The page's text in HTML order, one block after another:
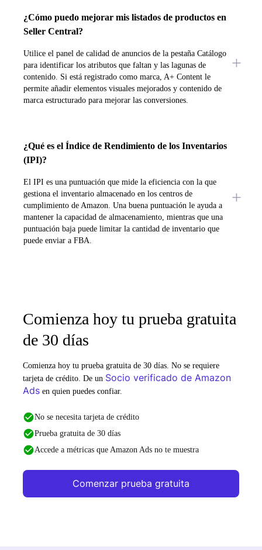
¿Cómo puedo mejorar mis listados de productos en
Seller Central?
Utilice el panel de calidad de anuncios de la pestaña Catálogo
para identificar los atributos que faltan y las lagunas de
contenido. Si está registrado como marca, A+ Content le
permite añadir elementos visuales mejorados y contenido de
marca estructurado para mejorar las conversiones.
¿Qué es el Índice de Rendimiento de los Inventarios
(IPI)?
El IPI es una puntuación que mide la eficiencia con la que
gestiona el inventario almacenado en los centros de
cumplimiento de Amazon. Una buena puntuación le ayuda a
mantener la capacidad de almacenamiento, mientras que una
puntuación baja puede limitar la cantidad de inventario que
puede enviar a FBA.
Comienza hoy tu prueba gratuita
de 30 días
Comienza hoy tu prueba gratuita de 30 días. No se requiere
tarjeta de crédito. De un Socio verificado de Amazon
Ads en quien puedes confiar.
No se necesita tarjeta de crédito
Prueba gratuita de 30 días
Accede a métricas que Amazon Ads no te muestra
Comenzar prueba gratuita